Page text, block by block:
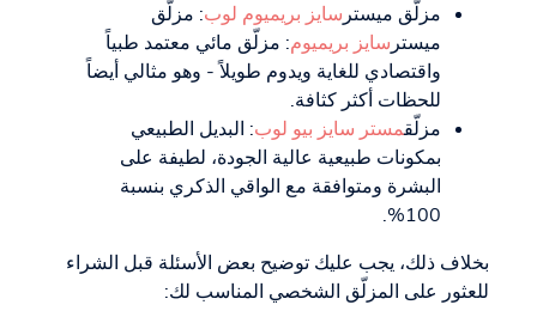
مزلّق ميستر سايز بريميوم لوب: مزلّق
ميستر سايز بريميوم: مزلّق مائي معتمد طبياً
واقتصادي للغاية ويدوم طويلاً - وهو مثالي أيضاً
للحظات أكثر كثافة.
مزلّقمستر سايز بيو لوب: البديل الطبيعي
بمكونات طبيعية عالية الجودة، لطيفة على
البشرة ومتوافقة مع الواقي الذكري بنسبة
100%.
بخلاف ذلك، يجب عليك توضيح بعض الأسئلة قبل الشراء
للعثور على المزلّق الشخصي المناسب لك: